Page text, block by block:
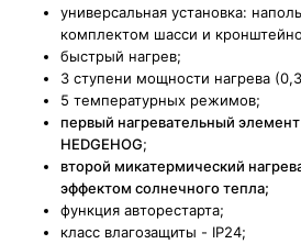
универсальная установка:
комплектом шасси и
быстрый нагрев;
3 ступени мощности нагрева
5 температурных режимов;
первый нагревательный
HEDGEHOG;
второй микатермический
эффектом солнечного тепла;
функция авторестарта;
класс влагозащиты - IP24;